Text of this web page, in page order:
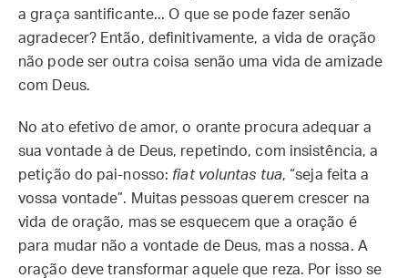
a graça santificante... O que se pode fazer senão
agradecer? Então, definitivamente, a vida de oração
não pode ser outra coisa senão uma vida de amizade
com Deus.
No ato efetivo de amor, o orante procura adequar a
sua vontade à de Deus, repetindo, com insistência, a
petição do pai-nosso: fiat voluntas tua, “seja feita a
vossa vontade”. Muitas pessoas querem crescer na
vida de oração, mas se esquecem que a oração é
para mudar não a vontade de Deus, mas a nossa. A
oração deve transformar aquele que reza. Por isso se